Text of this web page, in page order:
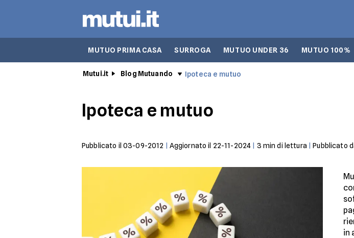
MUTUO PRIMA CASA SURROGA MUTUO UNDER 36 MUTUO 100%
Mutui.it Blog Mutuando Ipoteca e mutuo
Ipoteca e mutuo
Pubblicato il 03-09-2012 Aggiornato il 22-11-2024 3 min di lettura |Pubblicato
in